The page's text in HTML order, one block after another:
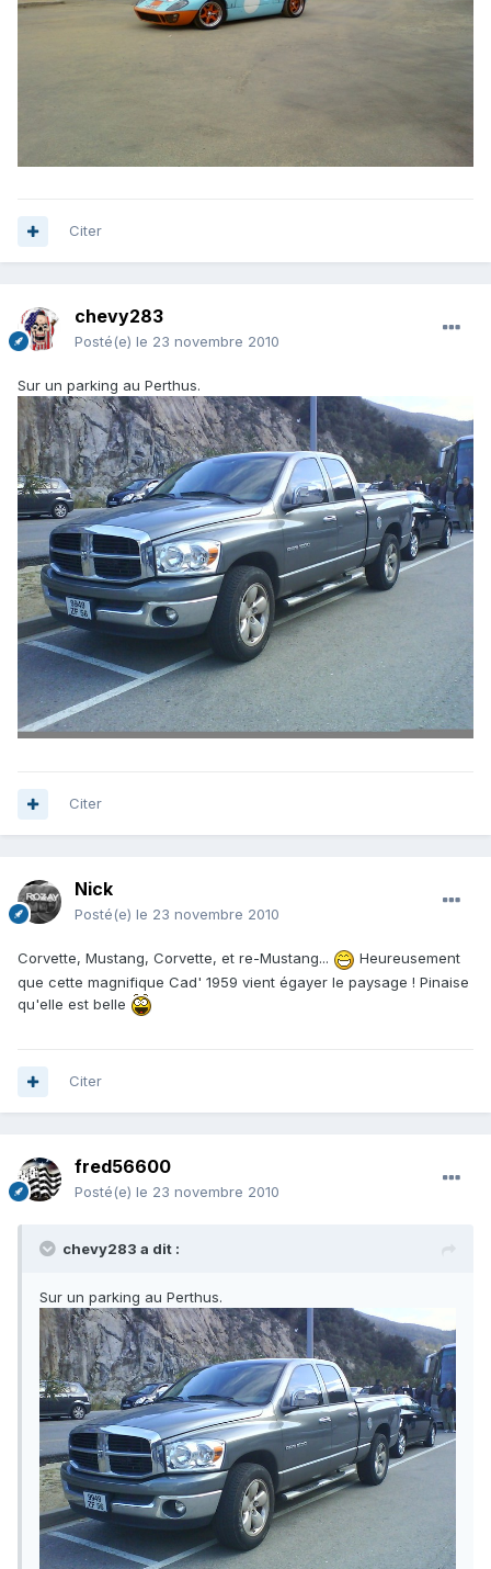
Citer
chevy283
Posté(e) le 23 novembre 2010
Sur un parking au Perthus.
Citer
Nick
Posté(e) le 23 novembre 2010
Corvette, Mustang, Corvette, et re-Mustang...
Heureusement
que cette magnifique Cad' 1959 vient égayer le paysage ! Pinaise
qu'elle est belle
Citer
fred56600
Posté(e) le 23 novembre 2010
chevy283 a dit :
Sur un parking au Perthus.